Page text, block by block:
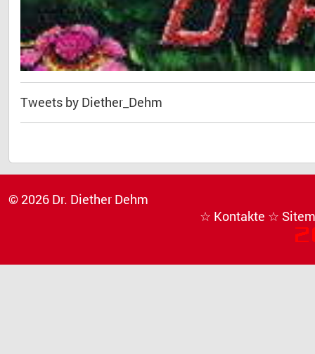
Tweets by Diether_Dehm
© 2026 Dr. Diether Dehm
☆ Kontakte ☆